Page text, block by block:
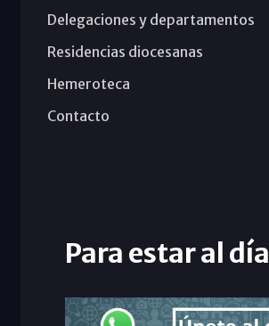
Delegaciones y departamentos
Residencias diocesanas
Hemeroteca
Contacto
Para estar al día